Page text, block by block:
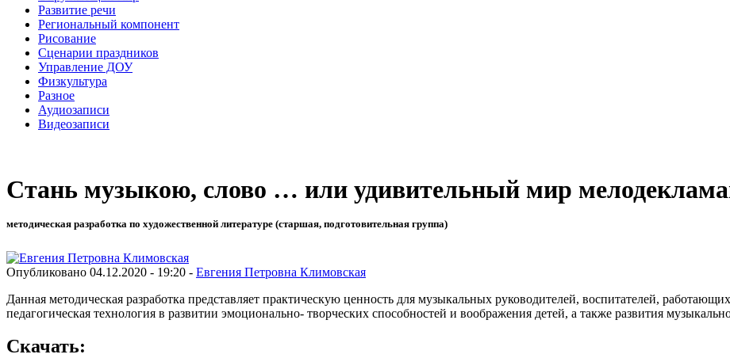
Развитие речи
Региональный компонент
Рисование
Сценарии праздников
Управление ДОУ
Физкультура
Разное
Аудиозаписи
Видеозаписи
Стань музыкою, слово … или удивительный мир
методическая разработка по художественной литературе (старшая, подготовительная группа)
Опубликовано 04.12.2020 - 19:20 - Евгения Петровна Климовская
Данная методическая разработка представляет практическую ценность для музыкальных руководителей, воспитателей,
педагогическая технология в развитии эмоционально- творческих способностей и воображения детей, а также развития
Скачать: